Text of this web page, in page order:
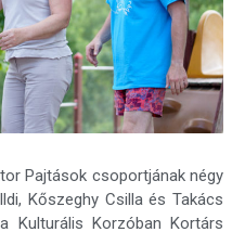
Pajtások csoportjának négy
Kőszeghy Csilla és Takács
Kulturális Korzóban Kortárs